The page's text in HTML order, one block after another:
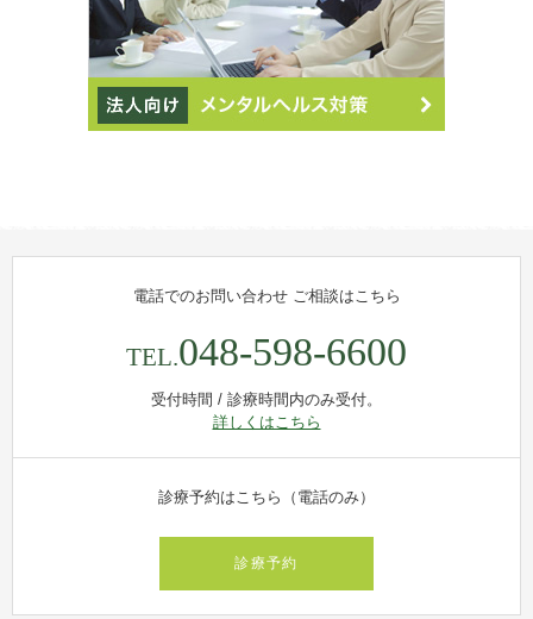
電話でのお問い合わせご相談はこちら
TEL.048-598-6600
受付時間 / 診療時間内のみ受付。
詳しくはこちら
診療予約はこちら（電話のみ）
診療予約